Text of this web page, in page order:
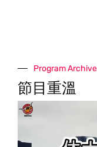
Program Archive
節目重溫